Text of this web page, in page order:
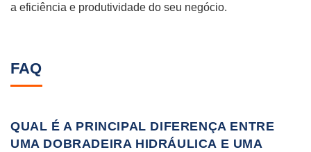
a eficiência e produtividade do seu negócio.
FAQ
QUAL É A PRINCIPAL DIFERENÇA ENTRE
UMA DOBRADEIRA HIDRÁULICA E UMA